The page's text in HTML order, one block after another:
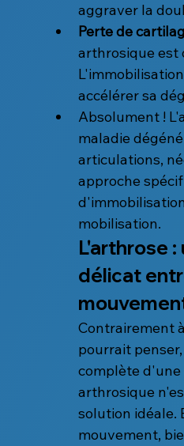
aggraver la
Perte de
arthrosique est
accélérer sa
Absolument !
maladie
articulations,
approche
mobilisation.
L'arthrose
délicat
Contrairement
pourrait
complète
arthrosique
solution idéale.
mouvement,